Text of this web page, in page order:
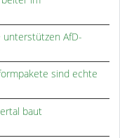
unterstützen AfD-
sind echte
baut